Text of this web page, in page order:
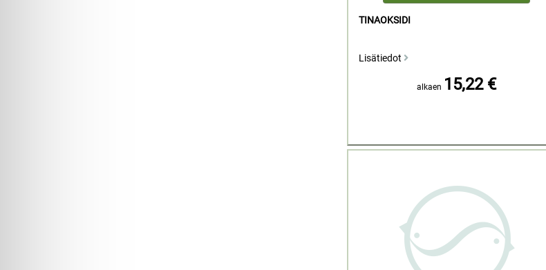
TINAOKSIDI
Lisätiedot
alkaen 15,22 €